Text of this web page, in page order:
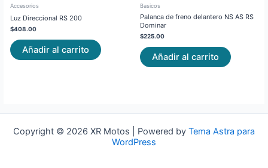
Accesorios
Luz Direccional RS 200
$408.00
Añadir al carrito
Basicos
Palanca de freno delantero NS AS RS
Dominar
$225.00
Añadir al carrito
Copyright © 2026 XR Motos | Powered by Tema Astra para
WordPress